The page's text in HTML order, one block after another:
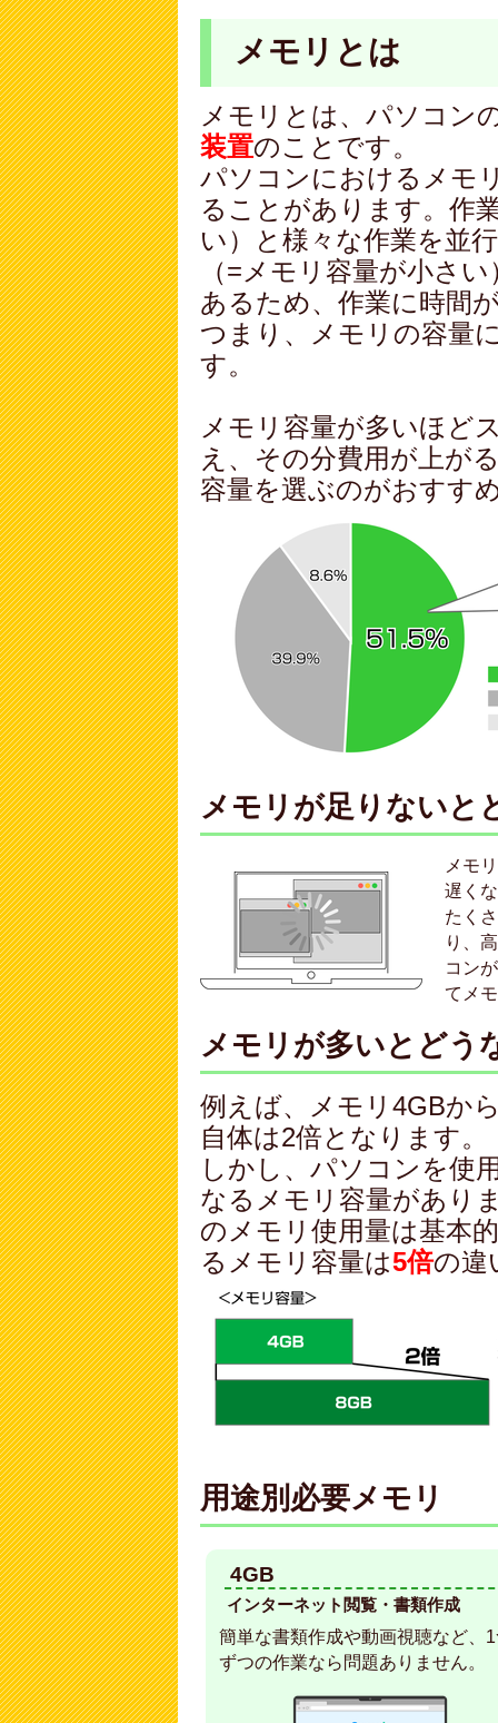
メモリとは
メモリとは、パソコン
装置のことです。
パソコンにおけるメモ
ることがあります。作
い）と様々な作業を並
（=メモリ容量が小さ
あるため、作業に時間
つまり、メモリの容量
す。
メモリ容量が多いほど
え、その分費用が上が
容量を選ぶのがおすす
メモリが足りないと
メモ
遅く
たく
り、
コン
てメ
メモリが多いとどう
例えば、メモリ4GBか
自体は2倍となります。
しかし、パソコンを使
なるメモリ容量があり
のメモリ使用量は基本
るメモリ容量は5倍の違
用途別必要メモリ
4GB
インターネット閲覧・書類作成
簡単な書類作成や動画視聴など、
ずつの作業なら問題ありません。